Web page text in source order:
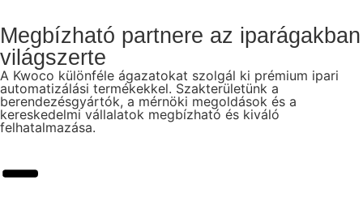
Megbízható partnere az iparágakban
világszerte
A Kwoco különféle ágazatokat szolgál ki prémium ipari
automatizálási termékekkel. Szakterületünk a
berendezésgyártók, a mérnöki megoldások és a
kereskedelmi vállalatok megbízható és kiváló
felhatalmazása.